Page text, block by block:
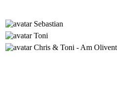
Sebastian
Toni
Chris & Toni - Am